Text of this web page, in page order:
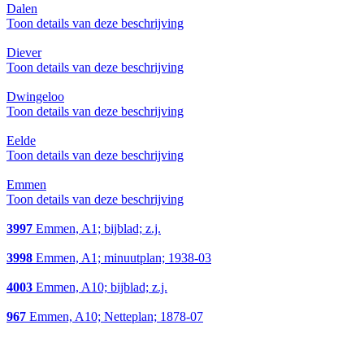
Dalen
Toon details van deze beschrijving
Diever
Toon details van deze beschrijving
Dwingeloo
Toon details van deze beschrijving
Eelde
Toon details van deze beschrijving
Emmen
Toon details van deze beschrijving
3997 Emmen, A1; bijblad; z.j.
3998 Emmen, A1; minuutplan; 1938-03
4003 Emmen, A10; bijblad; z.j.
967 Emmen, A10; Netteplan; 1878-07